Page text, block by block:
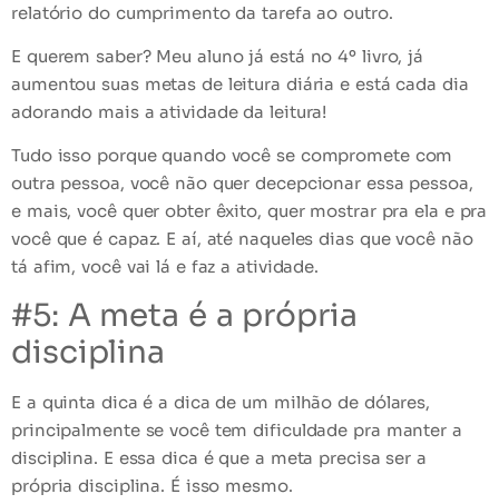
relatório do cumprimento da tarefa ao outro.
E querem saber? Meu aluno já está no 4º livro, já
aumentou suas metas de leitura diária e está cada dia
adorando mais a atividade da leitura!
Tudo isso porque quando você se compromete com
outra pessoa, você não quer decepcionar essa pessoa,
e mais, você quer obter êxito, quer mostrar pra ela e pra
você que é capaz. E aí, até naqueles dias que você não
tá afim, você vai lá e faz a atividade.
#5: A meta é a própria
disciplina
E a quinta dica é a dica de um milhão de dólares,
principalmente se você tem dificuldade pra manter a
disciplina. E essa dica é que a meta precisa ser a
própria disciplina. É isso mesmo.